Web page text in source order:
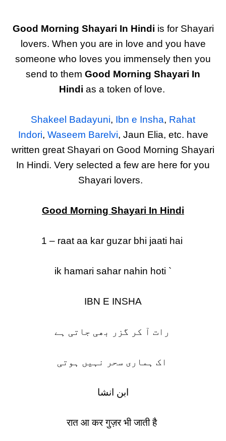
Good Morning Shayari In Hindi is for Shayari
lovers. When you are in love and you have
someone who loves you immensely then you
send to them Good Morning Shayari In
Hindi as a token of love.
Shakeel Badayuni, Ibn e Insha, Rahat
Indori, Waseem Barelvi, Jaun Elia, etc. have
written great Shayari on Good Morning Shayari
In Hindi. Very selected a few are here for you
Shayari lovers.
Good Morning Shayari In Hindi
1 – raat aa kar guzar bhi jaati hai
ik hamari sahar nahin hoti `
IBN E INSHA
ابن انشا
रात आ कर गुज़र भी जाती है